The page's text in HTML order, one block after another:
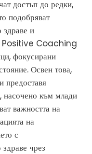
достъп до редки,
подобряват
здраве и
Positive Coaching
фокусирани
Освен това,
предоставя
насочено към млади
важността на
на
с
чрез